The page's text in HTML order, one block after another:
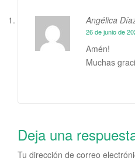
Angélica
26 de junio de
Amén!
Muchas
Deja una
Tu dirección de correo